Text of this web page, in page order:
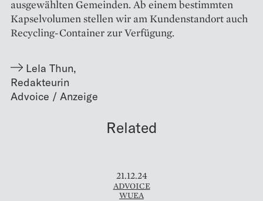
ausgewählten Gemeinden. Ab einem bestimmten
Kapselvolumen stellen wir am Kundenstandort auch
Recycling-Container zur Verfügung.
Lela Thun,
Redakteurin
Related
21.12.24
ADVOICE
WUEA